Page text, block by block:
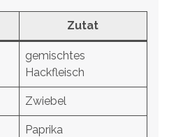
Zutat
gemischtes
Hackfleisch
Zwiebel
Paprika